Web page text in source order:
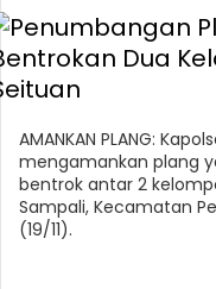
AMANKAN PLANG:
mengamankan plang
bentrok antar 2
Sampali, Kecamatan
(19/11).